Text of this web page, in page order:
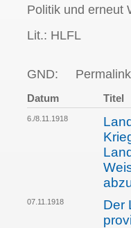
Politik und erneut
Lit.: HLFL
GND:
Datum Titel
6./8.11.1918
07.11.1918
Der